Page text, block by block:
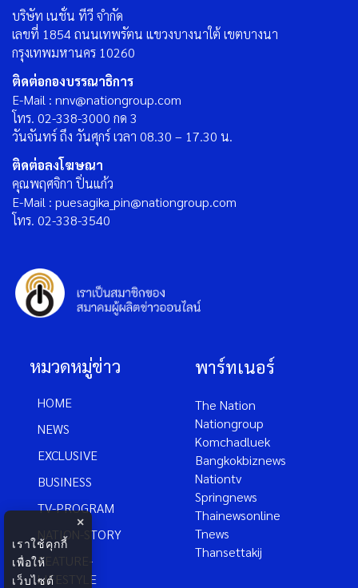
บริษัท เนชั่น ทีวี จำกัด
เลขที่ 1854 ถนนเทพรัตน แขวงบางนาใต้ เขตบางนา
กรุงเทพมหานคร 10260
ติดต่อกองบรรณาธิการ
E-Mail : nnv@nationgroup.com
โทร. 02-338-3000 กด 3
วันจันทร์ ถึง วันศุกร์ เวลา 08.30 – 17.30 น.
ติดต่อลงโฆษณา
คุณพฤศจิกา ปิ่นแก้ว
E-Mail : puesagika_pin@nationgroup.com
โทร. 02-338-3540
หมวดหมู่ข่าว
HOME
NEWS
EXCLUSIVE
BUSINESS
TV-PROGRAM
NATION-STORY
FEATURE-
LIFESTYLE
พาร์ทเนอร์
The Nation
Nationgroup
Komchadluek
Bangkokbiznews
Nationtv
Springnews
Thainewsonline
Tnews
Thansettakij
×
เราใช้คุกกี้
เพื่อให้
เว็บไซต์